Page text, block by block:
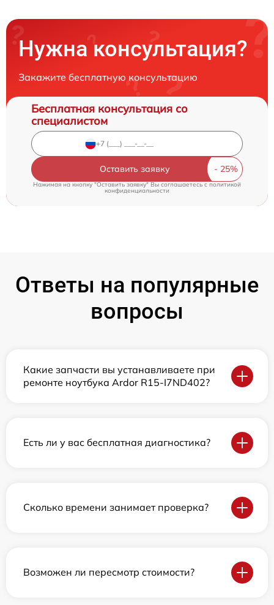
Нужна консультация?
Закажите бесплатную консультацию
Бесплатная консультация со
специалистом
Оставить заявку
Нажимая на кнопку "Оставить заявку" Вы соглашаетесь cполитикой
конфиденциальности
Ответы на популярные
вопросы
Какие запчасти вы устанавливаете при
ремонте ноутбука Ardor R15-I7ND402?
Есть ли у вас бесплатная диагностика?
Сколько времени занимает проверка?
Возможен ли пересмотр стоимости?